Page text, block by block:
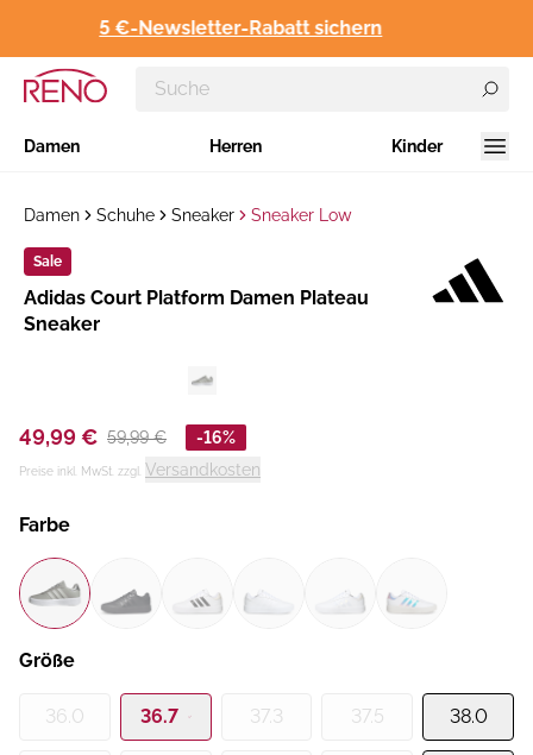
5 €-Newsletter-Rabatt sichern
Damen Herren Kinder
Damen Schuhe Sneaker Sneaker Low
Sale
Hersteller:
​Adidas Court Platform Damen Plateau
Sneaker
49,99 € 59,99 € -16%
Preise inkl. MwSt. zzgl. Versandkosten
Farbe
Größe
36.0 36.7 37.3 37.5 38.0